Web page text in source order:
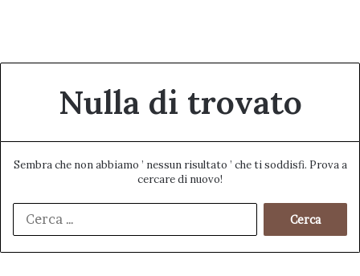
Nulla di trovato
Sembra che non abbiamo ’ nessun risultato ’ che ti soddisfi. Prova a
cercare di nuovo!